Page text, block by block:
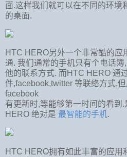
面.这样我们就可以在不同的环境
的桌面.
HTC HERO另外一个非常酷的应
通. 我们通常的手机只有个电话
他的联系方式. 而HTC HERO 通
件,facebook,twitter 等联络方式,
facebook
有更新时,等能够第一时间的看到
HERO 绝对是 最智能的手机.
HTC HERO拥有如此丰富的应用